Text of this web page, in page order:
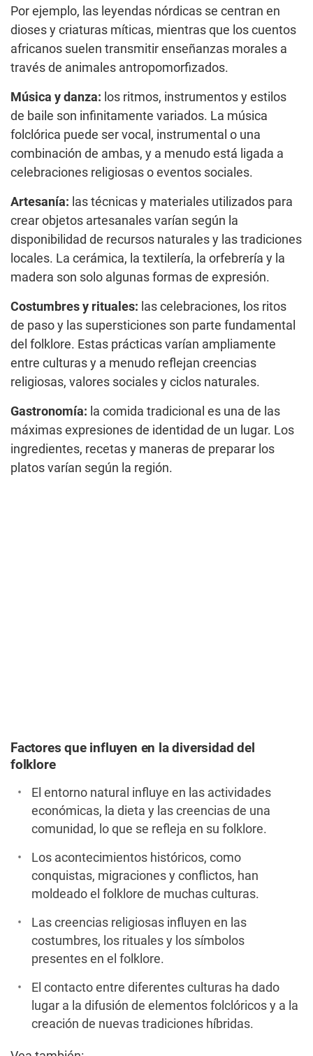
Por ejemplo, las leyendas nórdicas se centran en
dioses y criaturas míticas, mientras que los cuentos
africanos suelen transmitir enseñanzas morales a
través de animales antropomorfizados.
Música y danza: los ritmos, instrumentos y estilos
de baile son infinitamente variados. La música
folclórica puede ser vocal, instrumental o una
combinación de ambas, y a menudo está ligada a
celebraciones religiosas o eventos sociales.
Artesanía: las técnicas y materiales utilizados para
crear objetos artesanales varían según la
disponibilidad de recursos naturales y las tradiciones
locales. La cerámica, la textilería, la orfebrería y la
madera son solo algunas formas de expresión.
Costumbres y rituales: las celebraciones, los ritos
de paso y las supersticiones son parte fundamental
del folklore. Estas prácticas varían ampliamente
entre culturas y a menudo reflejan creencias
religiosas, valores sociales y ciclos naturales.
Gastronomía: la comida tradicional es una de las
máximas expresiones de identidad de un lugar. Los
ingredientes, recetas y maneras de preparar los
platos varían según la región.
Factores que influyen en la diversidad del
folklore
El entorno natural influye en las actividades
económicas, la dieta y las creencias de una
comunidad, lo que se refleja en su folklore.
Los acontecimientos históricos, como
conquistas, migraciones y conflictos, han
moldeado el folklore de muchas culturas.
Las creencias religiosas influyen en las
costumbres, los rituales y los símbolos
presentes en el folklore.
El contacto entre diferentes culturas ha dado
lugar a la difusión de elementos folclóricos y a la
creación de nuevas tradiciones híbridas.